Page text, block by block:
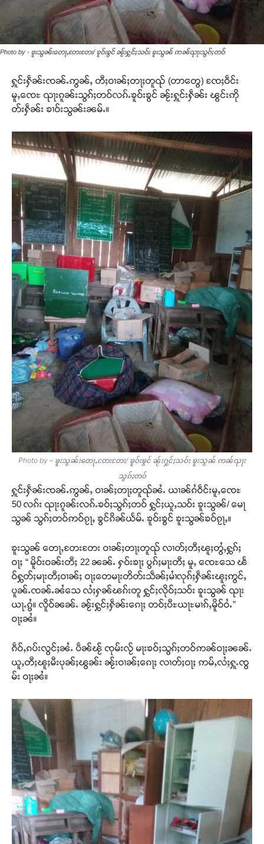
Photo by - ၶူးသွၼ်းတေႃႇတႄးတႄး/ ၶူဝ်းၶွင် ၼႂ်းႁွင်ႈသဝ်း ၶူးသွၼ် ဢၼ်ၺႃးသွၵ်ႈတဝ်
ႁူင်းႁဵၼ်းၸၼ်ႉဢွၼ်ႇ တီႈဝၢၼ်ႈတႃႈတူၺ် (တာတွေ) ၸႄႈဝဵင်း
မူႇၸေႊ ၺႃးၵူၼ်းသွၵ်ႈတဝ်လၵ်ႉၶူဝ်းၶွင် ၼႂ်းႁူင်းႁဵၼ်း ၽွင်းဢို
တ်းႁဵၼ်း ၶၢဝ်းသွၼ်းၼမ်ႉ။
Photo by – ၶူးသွၼ်းတေႃႇတႄးတႄး/ ၶူဝ်းၶွင် ၼႂ်းႁွင်ႈသဝ်း ၶူးသွၼ် ဢၼ်ၺႃး
သွၵ်ႈတဝ်
ႁူင်းႁဵၼ်းၸၼ်ႉဢွၼ်ႇ ဝၢၼ်ႈတႃႈတူၺ်ၼႆႉ ယၢၼ်ၵႆဝဵင်းမူႇၸေႊ
50 လၵ်း ၺႃးၵူၼ်းလၵ်ႉၶဝ်ႈသွၵ်ႈတဝ် ႁွင်ႈယူႇသဝ်း ၶူးသွၼ်/ မေႃ
သွၼ် သွၵ်ႈတဝ်ဢဝ်ၵႂႃႇ ၶွင်ၵိၼ်ယႅမ်ႉ ၶူဝ်းၶွင် ၶူးသွၼ်ၶဝ်ၵႂႃႇ။
ၶူးသွၼ် တေႃႇတႄးတႄး ဝၢၼ်ႈတႃႈတူၺ် လၢတ်ႈတီႈၽူႈတွႆႇႁွၵ်ႈ
ဝႃႈ “ မိူဝ်းဝၼ်းတီႈ 22 ၼၼ်ႉ ႁဝ်းၶႃႈ ပွၵ်ႈမႃးတီႈ မူႇ ၸေႊသေ ၽႅ
ဝ်ႁွတ်ႈမႃးတီႈဝၢၼ်ႈ ဝႃႈတေမႃးတိတ်းသဵၼ်ႈမၢႆလုၵ်ႈႁဵၼ်းၽူႈဢွင်ႇ
ပူၼ်ႉၸၼ်ႉၼႆသေ လႆႈႁၼ်ၽၵ်းတူ ႁွင်ႈလိုဝ်ႈသဝ်း ၶူးသွၼ် ၺႃး
ယႃႉၵွႆ။ လိူဝ်ၼၼ်ႉ ၼႂ်းႁွင်ႈႁဵၼ်းၵေႃႈ တဝ်ႈပီႊယႃႊမၢၵ်ႇမိူဝ်ဝႆႉ”
ဝႃႈၼႆ။
ၵဵဝ်ႇၵပ်းလွင်ႈၼႆႉ ပဵၼ်ၽႂ် ၸုမ်းလႂ် မႃးၶဝ်ႈသွၵ်ႈတဝ်ဢၼ်ဝႃႈၼၼ်ႉ
ယူႇတီႈၽူႈမီးပုၼ်ႈၽွၼ်း ၼႂ်းဝၢၼ်ႈၵေႃႈ လၢတ်ႈဝႃႈ ဢမ်ႇလႆႈႁူႉၸွ
မ်း ဝႃႈၼႆ။